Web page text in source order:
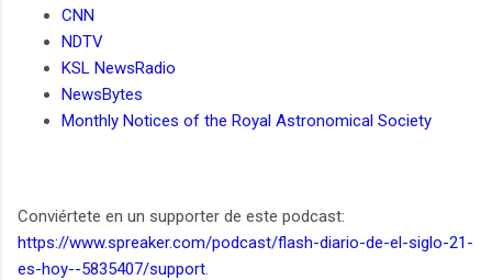
CNN
NDTV
KSL NewsRadio
NewsBytes
Monthly Notices of the Royal Astronomical Society
Conviértete en un supporter de este podcast:
https://www.spreaker.com/podcast/flash-diario-de-el-siglo-21-
es-hoy--5835407/support.